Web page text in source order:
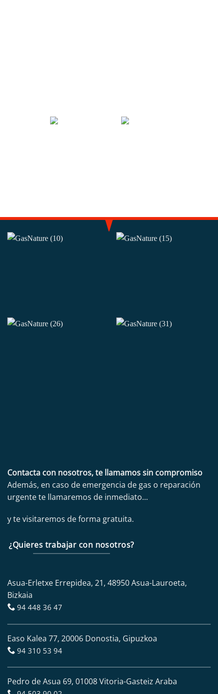
Contacta con nosotros, te llamamos sin compromiso
Además, en caso de emergencia de gas o reparación
urgente te llamaremos de inmediato...
y te visitaremos de forma gratuita.
¿Quieres trabajar con nosotros?
Asua-Erletxe Errepidea, 21, 48950 Asua-Lauroeta,
Bizkaia
94 448 36 47
Easo Kalea 77, 20006 Donostia, Gipuzkoa
94 310 53 94
Pedro de Asua 69, 01008 Vitoria-Gasteiz Araba